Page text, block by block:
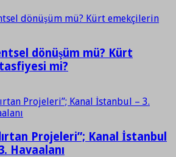
dönüşüm mü? Kürt
mi?
Projeleri”; Kanal İstanbul
Havaalanı